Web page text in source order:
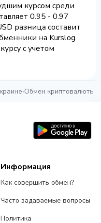
курсом среди
0.95 - 0.97
разница составит
на Kurslog
с учетом
›Обмен криптовалюты
Информация
Как совершить обмен?
Часто задаваемые вопросы
Политика